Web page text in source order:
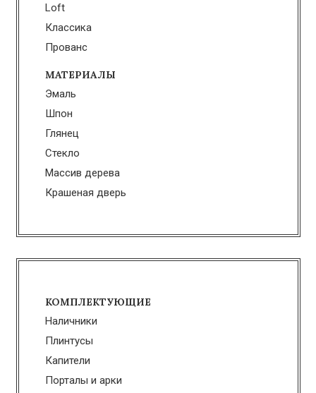
Loft
Классика
Прованс
МАТЕРИАЛЫ
Эмаль
Шпон
Глянец
Стекло
Массив дерева
Крашеная дверь
КОМПЛЕКТУЮЩИЕ
Наличники
Плинтусы
Капители
Порталы и арки